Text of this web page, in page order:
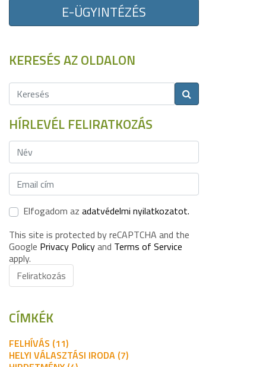
E-ÜGYINTÉZÉS
KERESÉS AZ OLDALON
HÍRLEVÉL FELIRATKOZÁS
Elfogadom az adatvédelmi nyilatkozatot.
This site is protected by reCAPTCHA and the
Google Privacy Policyand Terms of Service
apply.
Feliratkozás
CÍMKÉK
FELHÍVÁS (11)
HELYI VÁLASZTÁSI IRODA (7)